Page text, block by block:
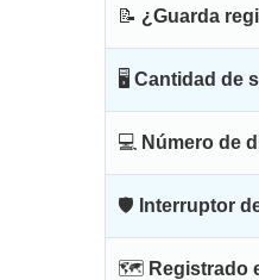
📝 ¿Guarda
🖥 Cantidad de
💻 Número de
🛡 Interruptor
🗺 Registrado